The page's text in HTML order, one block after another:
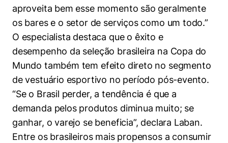
aproveita bem esse momento são geralmente
os bares e o setor de serviços como um todo.”
O especialista destaca que o êxito e
desempenho da seleção brasileira na Copa do
Mundo também tem efeito direto no segmento
de vestuário esportivo no período pós-evento.
“Se o Brasil perder, a tendência é que a
demanda pelos produtos diminua muito; se
ganhar, o varejo se beneficia”, declara Laban.
Entre os brasileiros mais propensos a consumir